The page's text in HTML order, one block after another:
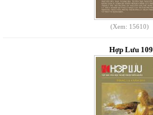
(Xem: 15610)
Hợp Lưu 109